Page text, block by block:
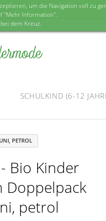
SCHULKIND (6-12
um die Navigation voll zu
"Mehr Information".
dem Kreuz.
PETROL
Bio Kinder
Doppelpack
petrol